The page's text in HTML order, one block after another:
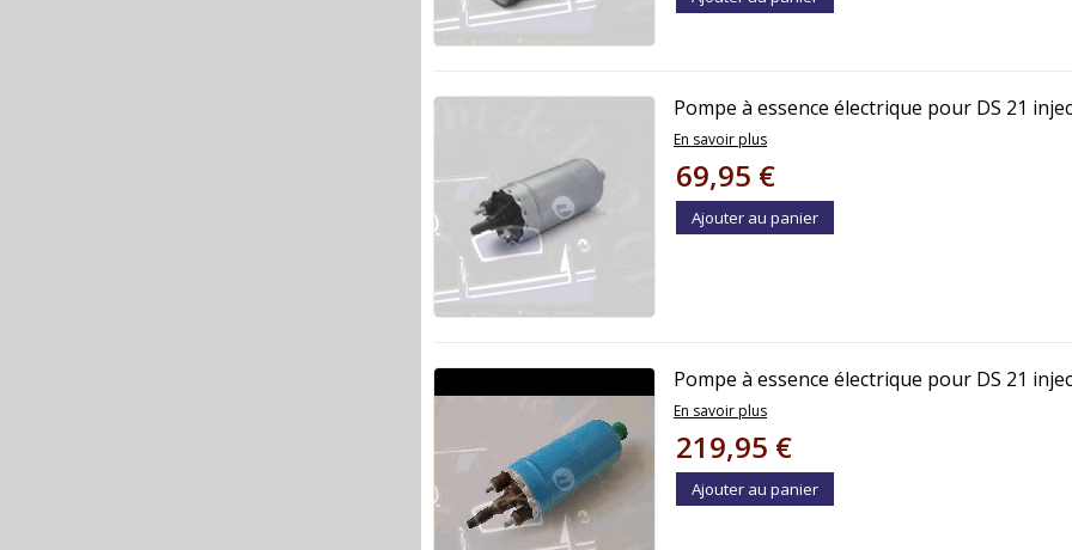
Pompe à essence électrique pour DS 21
En savoir plus
69,95 €
Ajouter au panier
Pompe à essence électrique pour DS 21
En savoir plus
219,95 €
Ajouter au panier